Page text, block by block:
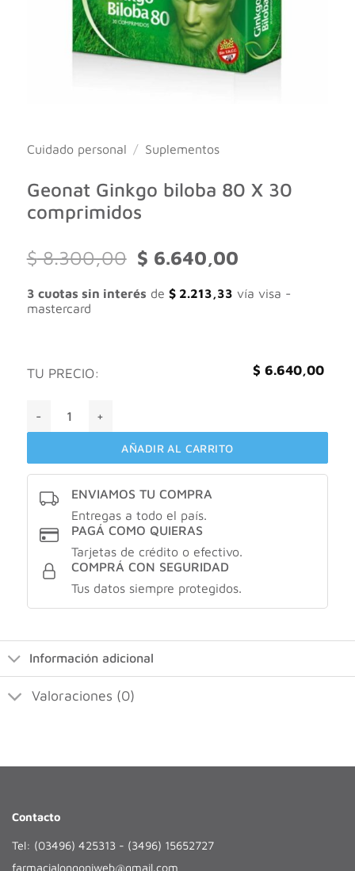
Cuidado personal / Suplementos
Geonat Ginkgo biloba 80 X 30
comprimidos
$8.300,00
El
precio
original
era:
$ 6.640,00El
es:
3 cuotas sin interés de $2.213,33 vía visa -
mastercard
TU PRECIO: $ 6.640,00
AÑADIR AL CARRITO
ENVIAMOS TU COMPRA
Entregas a todo el país.
PAGÁ COMO QUIERAS
Tarjetas de crédito o efectivo.
COMPRÁ CON SEGURIDAD
Tus datos siempre protegidos.
Información adicional
Valoraciones (0)
Contacto
Tel: (03496) 425313 - (3496) 15652727
farmacialongoniweb@gmail.com